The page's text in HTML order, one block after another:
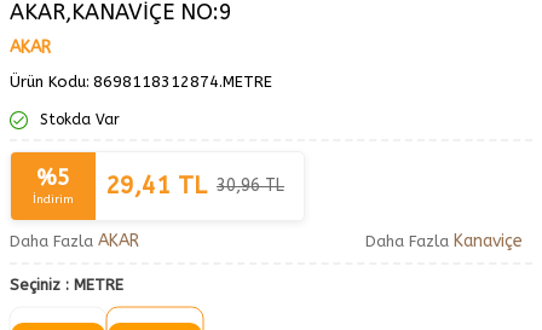
AKAR,KANAVİÇE NO:9
AKAR
Ürün Kodu: 8698118312874.METRE
Stokda Var
%5
İndirim 29,41 TL 30,96TL
Daha Fazla AKAR Daha Fazla Kanaviçe
Seçiniz : METRE